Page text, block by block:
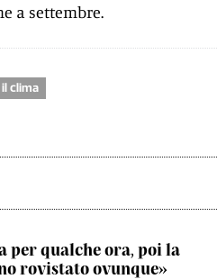
a settembre.
clima
per qualche ora, poi la
rovistato ovunque»